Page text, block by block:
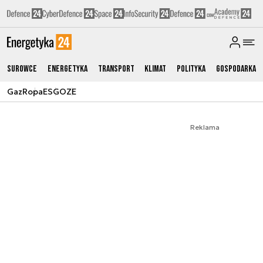
Surowce Energetyka Transport Klimat Polityka Gospodarka
GazRopaESGOZE
Reklama